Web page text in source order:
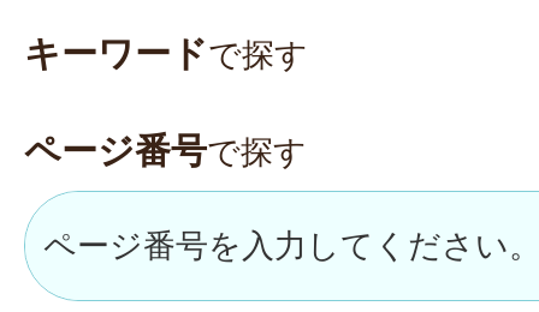
キーワードで探す
ページ番号で探す